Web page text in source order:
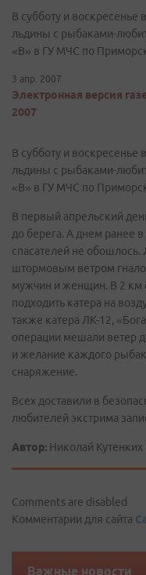
В субботу и
льдины с рыбаками-
«В» в ГУ МЧС по
3 апр. 2007
Электронная версия
2007
В субботу и
льдины с рыбаками-
«В» в ГУ МЧС по
В первый апрельский
до берега. А днем ранее
спасателей не
штормовым ветром
мужчин и женщин. В 2 км
подходить катера на
также катера ЛК-12,
операции мешали ветер
и желание каждого
снаряжение.
Всех доставили в
любителей экстрима
Автор: Николай
Comments are disabled
Комментарии для сайта
Важные новости